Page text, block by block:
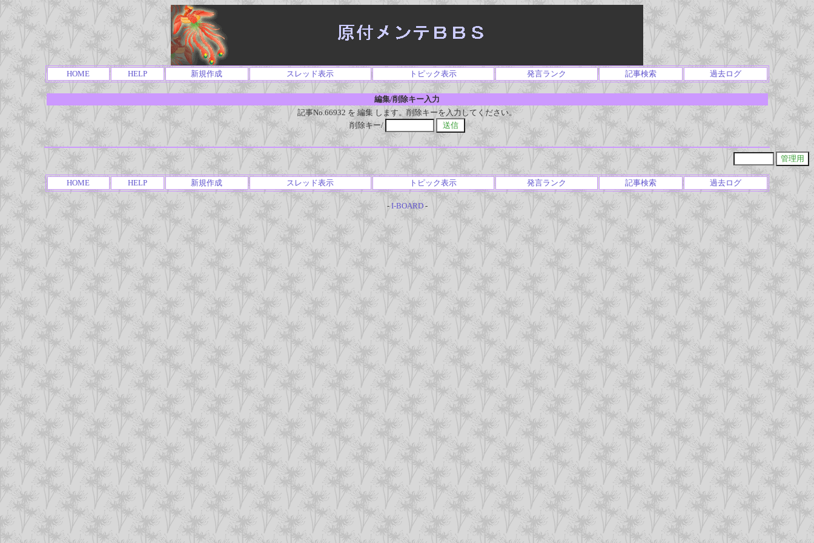
HOME HELP 新規作成 スレッド表示 トピック表示 発言ランク 記事検索 過去ログ
編集/削除キー入力
記事No.66932 を 編集 します。削除キーを入力してください。
削除キー/
HOME HELP 新規作成 スレッド表示 トピック表示 発言ランク 記事検索 過去ログ
- I-BOARD-